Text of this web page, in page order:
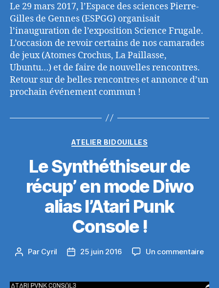
Le 29 mars 2017, l’Espace des sciences Pierre-
Gilles de Gennes (ESPGG) organisait
l’inauguration de l’exposition Science Frugale.
L’occasion de revoir certains de nos camarades
de jeux (Atomes Crochus, La Paillasse,
Ubuntu…) et de faire de nouvelles rencontres.
Retour sur de belles rencontres et annonce d’un
prochain événement commun !
Catégories
ATELIER BIDOUILLES
Le Synthéthiseur de
récup’ en mode Diwo
alias l’Atari Punk
Console !
Auteur
Par Cyril
Date25 juin 2016 Un commentairesur
de